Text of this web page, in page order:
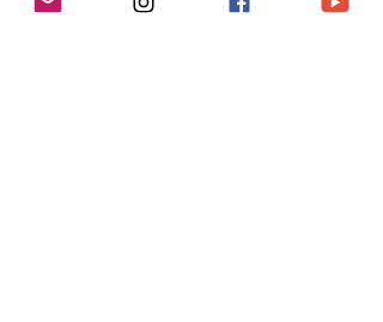
S204 C63 AMG
#プジョー